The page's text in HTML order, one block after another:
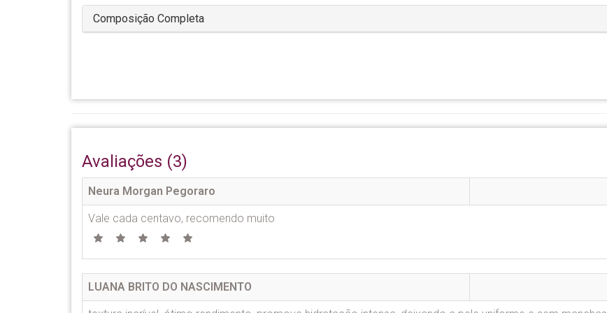
Composição Completa
Avaliações (3)
Neura Morgan Pegoraro
Vale cada centavo, recomendo muito
LUANA BRITO DO NASCIMENTO